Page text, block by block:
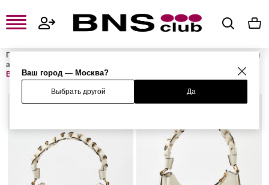
Ваш город — Москва?
Выбрать другой Да
Главная
Женские сумки и
аксессуары
BOHEME